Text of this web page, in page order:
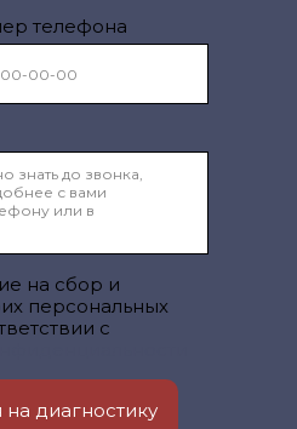
телефона
на сбор и
персональных
с
на диагностику